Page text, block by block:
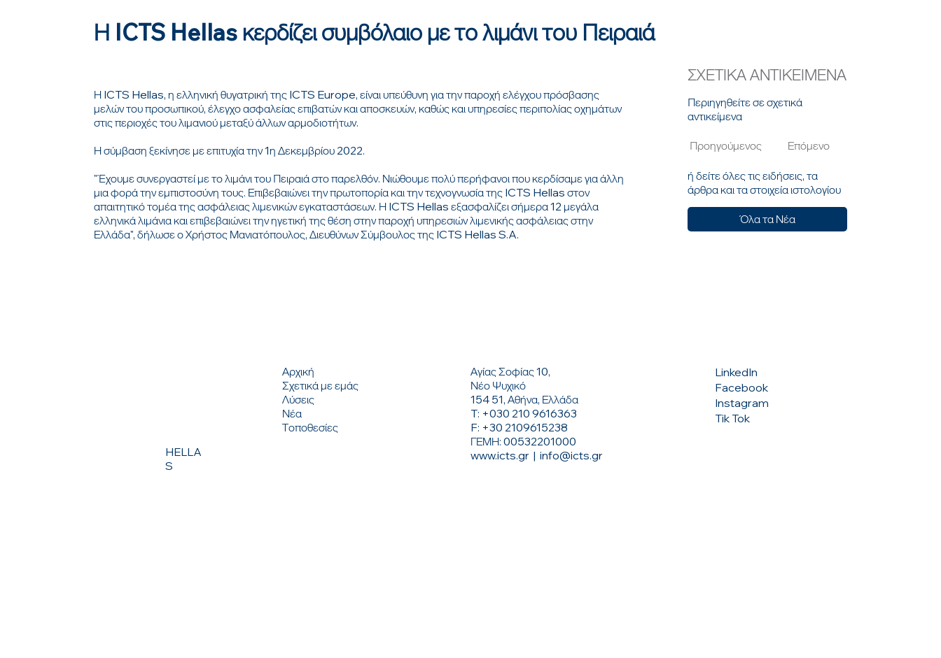
Η ICTS Hellas κερδίζει συμβόλαιο με το λιμάνι του Πειραιά
Η ICTS Hellas, η ελληνική θυγατρική της ICTS Europe, είναι υπεύθυνη για την παροχή ελέγχου πρόσβασης
μελών του προσωπικού, έλεγχο ασφαλείας επιβατών και αποσκευών, καθώς και υπηρεσίες περιπολίας οχημάτων
στις περιοχές του λιμανιού μεταξύ άλλων αρμοδιοτήτων.
Η σύμβαση ξεκίνησε με επιτυχία την 1η Δεκεμβρίου 2022.
"Έχουμε συνεργαστεί με το λιμάνι του Πειραιά στο παρελθόν. Νιώθουμε πολύ περήφανοι που κερδίσαμε για άλλη
μια φορά την εμπιστοσύνη τους. Επιβεβαιώνει την πρωτοπορία και την τεχνογνωσία της ICTS Hellas στον
απαιτητικό τομέα της ασφάλειας λιμενικών εγκαταστάσεων. Η ICTS Hellas εξασφαλίζει σήμερα 12 μεγάλα
ελληνικά λιμάνια και επιβεβαιώνει την ηγετική της θέση στην παροχή υπηρεσιών λιμενικής ασφάλειας στην
Ελλάδα", δήλωσε ο Χρήστος Μανιατόπουλος, Διευθύνων Σύμβουλος της ICTS Hellas S.A.
ΣΧΕΤΙΚΑ ΑΝΤΙΚΕΙΜΕΝΑ
Περιηγηθείτε σε σχετικά
αντικείμενα
Προηγούμενος Επόμενο
ή δείτε όλες τις ειδήσεις, τα
άρθρα και τα στοιχεία ιστολογίου
Όλα τα Νέα
Αγίας Σοφίας 10,
Νέο Ψυχικό
154 51, Αθήνα, Ελλάδα
T: +030 210 9616363
F: +30 2109615238
ΓΕΜΗ: 00532201000
www.icts.gr | info@icts.gr
LinkedIn
Facebook
Instagram
Tik Tok
Αρχική
Σχετικά με εμάς
Λύσεις
Νέα
Τοποθεσίες
HELLA
S